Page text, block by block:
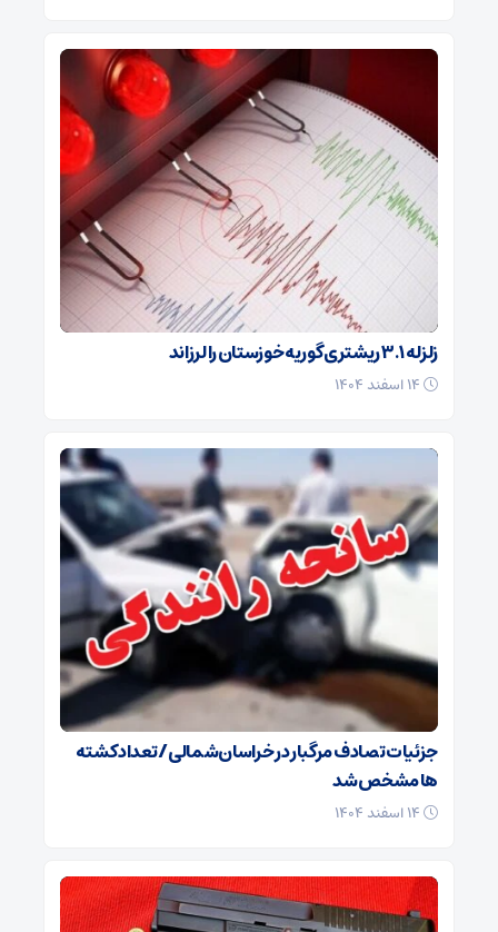
زلزله ۳.۱ ریشتری گوریه خوزستان را لرزاند
جزئیات تصادف مرگبار در خراسان‌شمالی/ تعداد کشته
ها مشخص شد